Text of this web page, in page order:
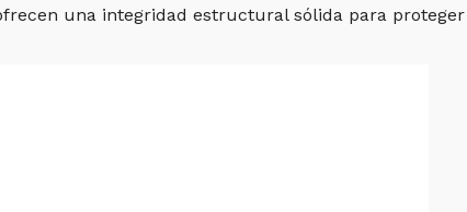
una integridad estructural sólida para